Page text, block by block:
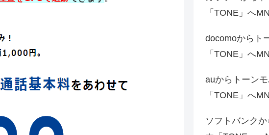
「TONE」へ
docomoからト
「TONE」へ
auからトーン
「TONE」へ
ソフトバンク